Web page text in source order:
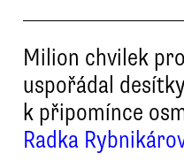
Milion chvilek
uspořádal
k připomínce
Radka